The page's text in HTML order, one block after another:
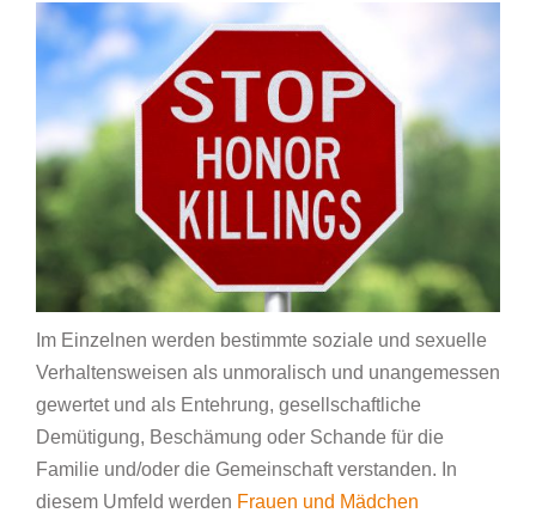
Im Einzelnen werden bestimmte soziale und sexuelle
Verhaltensweisen als unmoralisch und unangemessen
gewertet und als Entehrung, gesellschaftliche
Demütigung, Beschämung oder Schande für die
Familie und/oder die Gemeinschaft verstanden. In
diesem Umfeld werden Frauen und Mädchen